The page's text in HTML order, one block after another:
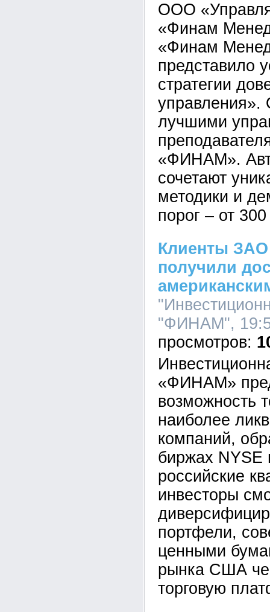
ООО
«Финам
«Финам
представило
стратегии
управления».
лучшими
«ФИНАМ».
сочетают
методики и
порог – от
Клиенты
получили
"ФИНАМ",
«ФИНАМ»
возможность
наиболее
компаний,
биржах NYSE
российские
инвесторы
портфели,
ценными
рынка США
торговую